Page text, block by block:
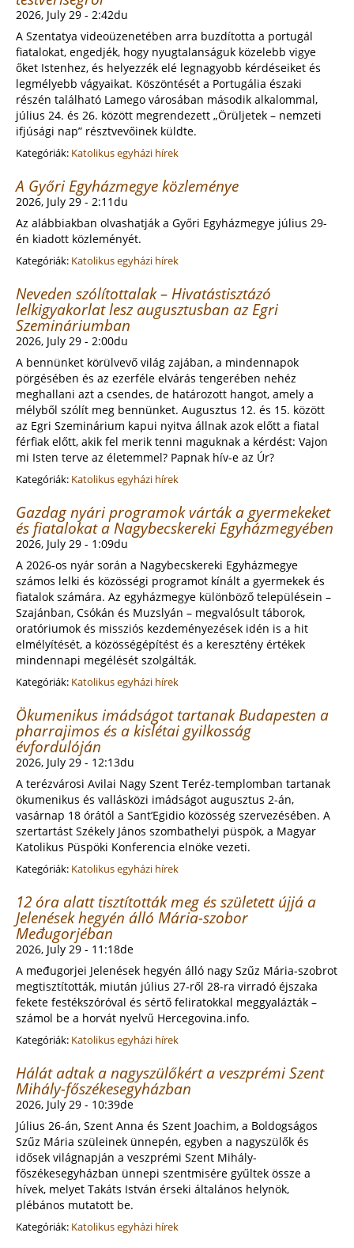
2026, July 29 - 2:42du
A Szentatya videoüzenetében arra buzdította a portugál
fiatalokat, engedjék, hogy nyugtalanságuk közelebb vigye
őket Istenhez, és helyezzék elé legnagyobb kérdéseiket és
legmélyebb vágyaikat. Köszöntését a Portugália északi
részén található Lamego városában második alkalommal,
július 24. és 26. között megrendezett „Örüljetek – nemzeti
ifjúsági nap” résztvevőinek küldte.
Kategóriák: Katolikus egyházi hírek
A Győri Egyházmegye közleménye
2026, July 29 - 2:11du
Az alábbiakban olvashatják a Győri Egyházmegye július 29-
én kiadott közleményét.
Kategóriák: Katolikus egyházi hírek
Neveden szólítottalak – Hivatástisztázó
lelkigyakorlat lesz augusztusban az Egri
Szemináriumban
2026, July 29 - 2:00du
A bennünket körülvevő világ zajában, a mindennapok
pörgésében és az ezerféle elvárás tengerében nehéz
meghallani azt a csendes, de határozott hangot, amely a
mélyből szólít meg bennünket. Augusztus 12. és 15. között
az Egri Szeminárium kapui nyitva állnak azok előtt a fiatal
férfiak előtt, akik fel merik tenni maguknak a kérdést: Vajon
mi Isten terve az életemmel? Papnak hív-e az Úr?
Kategóriák: Katolikus egyházi hírek
Gazdag nyári programok várták a gyermekeket
és fiatalokat a Nagybecskereki Egyházmegyében
2026, July 29 - 1:09du
A 2026-os nyár során a Nagybecskereki Egyházmegye
számos lelki és közösségi programot kínált a gyermekek és
fiatalok számára. Az egyházmegye különböző településein –
Szajánban, Csókán és Muzslyán – megvalósult táborok,
oratóriumok és missziós kezdeményezések idén is a hit
elmélyítését, a közösségépítést és a keresztény értékek
mindennapi megélését szolgálták.
Kategóriák: Katolikus egyházi hírek
Ökumenikus imádságot tartanak Budapesten a
pharrajimos és a kislétai gyilkosság
évfordulóján
2026, July 29 - 12:13du
A terézvárosi Avilai Nagy Szent Teréz-templomban tartanak
ökumenikus és vallásközi imádságot augusztus 2-án,
vasárnap 18 órától a Sant’Egidio közösség szervezésében. A
szertartást Székely János szombathelyi püspök, a Magyar
Katolikus Püspöki Konferencia elnöke vezeti.
Kategóriák: Katolikus egyházi hírek
12 óra alatt tisztították meg és született újjá a
Jelenések hegyén álló Mária-szobor
Međugorjéban
2026, July 29 - 11:18de
A međugorjei Jelenések hegyén álló nagy Szűz Mária-szobrot
megtisztították, miután július 27-ről 28-ra virradó éjszaka
fekete festékszóróval és sértő feliratokkal meggyalázták –
számol be a horvát nyelvű Hercegovina.info.
Kategóriák: Katolikus egyházi hírek
Hálát adtak a nagyszülőkért a veszprémi Szent
Mihály-főszékesegyházban
2026, July 29 - 10:39de
Július 26-án, Szent Anna és Szent Joachim, a Boldogságos
Szűz Mária szüleinek ünnepén, egyben a nagyszülők és
idősek világnapján a veszprémi Szent Mihály-
főszékesegyházban ünnepi szentmisére gyűltek össze a
hívek, melyet Takáts István érseki általános helynök,
plébános mutatott be.
Kategóriák: Katolikus egyházi hírek